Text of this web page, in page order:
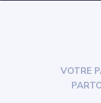
VOTRE